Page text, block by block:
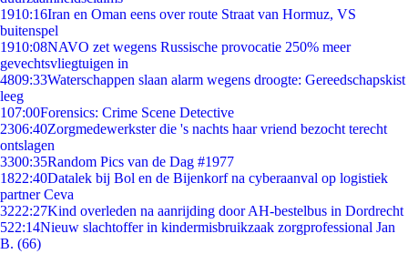
1910:16Iran en Oman eens over route Straat van Hormuz, VS
buitenspel
1910:08NAVO zet wegens Russische provocatie 250% meer
gevechtsvliegtuigen in
4809:33Waterschappen slaan alarm wegens droogte: Gereedschapskist
leeg
107:00Forensics: Crime Scene Detective
2306:40Zorgmedewerkster die 's nachts haar vriend bezocht terecht
ontslagen
3300:35Random Pics van de Dag #1977
1822:40Datalek bij Bol en de Bijenkorf na cyberaanval op logistiek
partner Ceva
3222:27Kind overleden na aanrijding door AH-bestelbus in Dordrecht
522:14Nieuw slachtoffer in kindermisbruikzaak zorgprofessional Jan
B. (66)